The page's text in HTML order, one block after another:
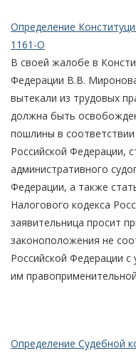
Определение
1161-О
В своей жалобе в
Федерации В.В.
вытекали из трудовых
должна быть
пошлины в
Российской Федерации,
административного
Федерации, а также
Налогового кодекса
заявительница просит
законоположения не
Российской Федерации
им
Определение Судебной